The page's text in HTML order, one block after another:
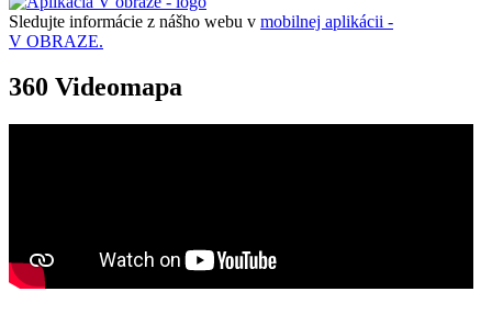
Sledujte informácie z nášho webu v mobilnej aplikácii -
V OBRAZE.
360 Videomapa